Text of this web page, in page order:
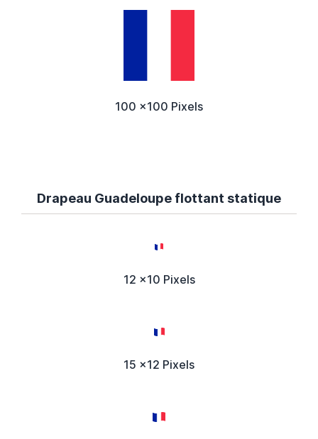
100 x100 Pixels
Drapeau Guadeloupe flottant statique
12 x10 Pixels
15 x12 Pixels